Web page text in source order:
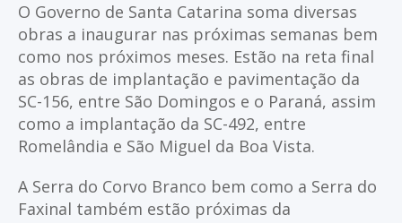
O Governo de Santa Catarina soma diversas
obras a inaugurar nas próximas semanas bem
como nos próximos meses. Estão na reta final
as obras de implantação e pavimentação da
SC-156, entre São Domingos e o Paraná, assim
como a implantação da SC-492, entre
Romelândia e São Miguel da Boa Vista.
A Serra do Corvo Branco bem como a Serra do
Faxinal também estão próximas da